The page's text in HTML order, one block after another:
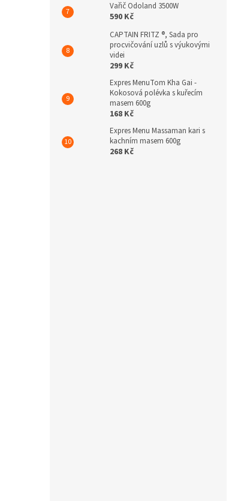
Vařič Odoland 3500W
590 Kč
CAPTAIN FRITZ ®, Sada pro
procvičování uzlů s výukovými
videi
299 Kč
Expres MenuTom Kha Gai -
Kokosová polévka s kuřecím
masem 600g
168 Kč
Expres Menu Massaman kari s
kachním masem 600g
268 Kč